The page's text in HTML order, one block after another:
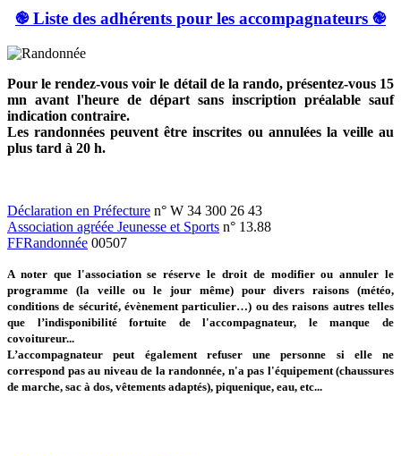
֎ Liste des adhérents pour les accompagnateurs ֎
Pour le rendez-vous voir le détail de la rando, présentez-vous 15
mn avant l'heure de départ sans inscription préalable sauf
indication contraire.
Les randonnées peuvent être inscrites ou annulées la veille au
plus tard à 20 h.
Déclaration en Préfecture n° W 34 300 26 43
Association agréée Jeunesse et Sports n° 13.88
FFRandonnée 00507
A noter que l'association se réserve le droit de modifier ou annuler le
programme (la veille ou le jour même) pour divers raisons (météo,
conditions de sécurité, évènement particulier…) ou des raisons autres telles
que l’indisponibilité fortuite de l'accompagnateur, le manque de
covoitureur...
L’accompagnateur peut également refuser une personne si elle ne
correspond pas au niveau de la randonnée, n'a pas l'équipement (chaussures
de marche, sac à dos, vêtements adaptés), piquenique, eau, etc...